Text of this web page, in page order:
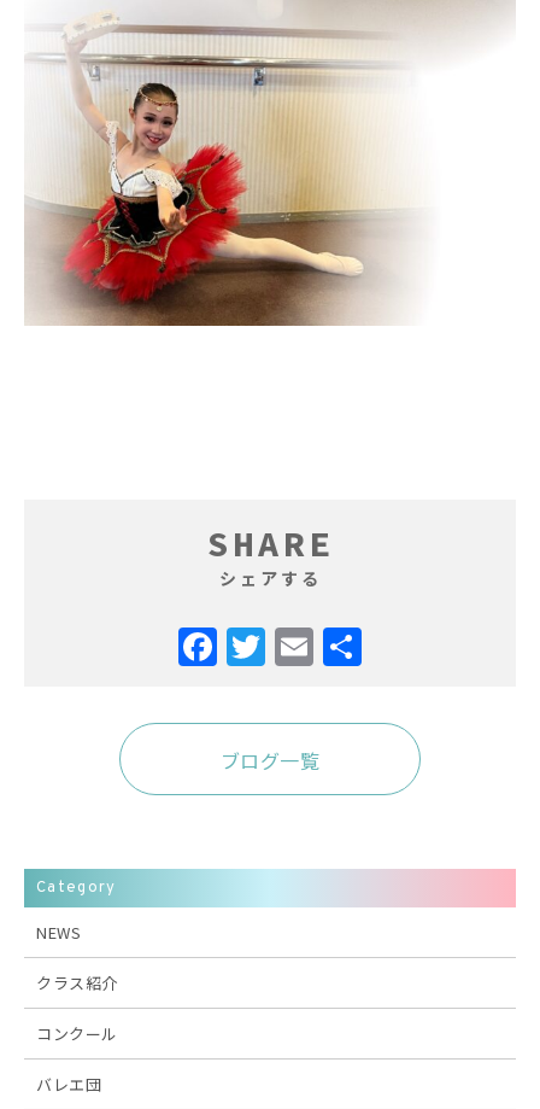
SHARE
シェアする
ブログ一覧
Category
NEWS
クラス紹介
コンクール
バレエ団